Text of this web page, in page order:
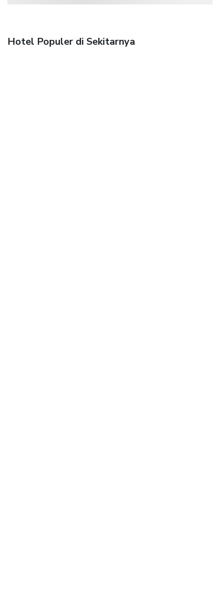
Hotel Populer di Sekitarnya